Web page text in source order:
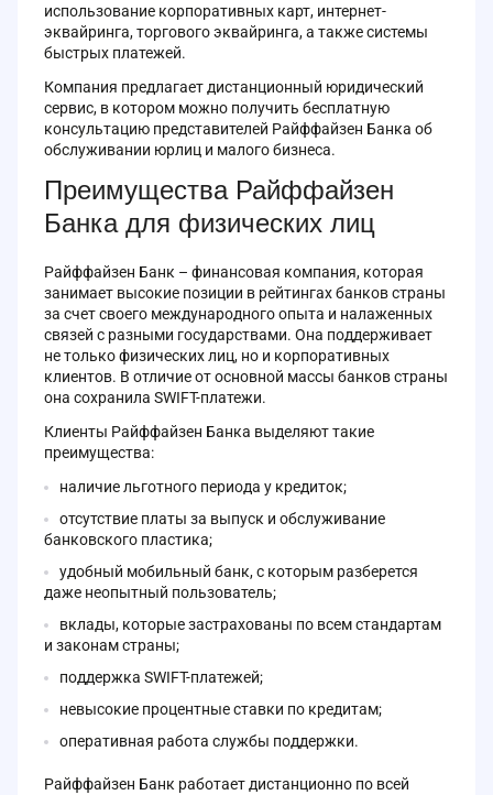
использование корпоративных карт, интернет-
эквайринга, торгового эквайринга, а также системы
быстрых платежей.
Компания предлагает дистанционный юридический
сервис, в котором можно получить бесплатную
консультацию представителей Райффайзен Банка об
обслуживании юрлиц и малого бизнеса.
Преимущества Райффайзен
Банка для физических лиц
Райффайзен Банк – финансовая компания, которая
занимает высокие позиции в рейтингах банков страны
за счет своего международного опыта и налаженных
связей с разными государствами. Она поддерживает
не только физических лиц, но и корпоративных
клиентов. В отличие от основной массы банков страны
она сохранила SWIFT-платежи.
Клиенты Райффайзен Банка выделяют такие
преимущества:
наличие льготного периода у кредиток;
отсутствие платы за выпуск и обслуживание
банковского пластика;
удобный мобильный банк, с которым разберется
даже неопытный пользователь;
вклады, которые застрахованы по всем стандартам
и законам страны;
поддержка SWIFT-платежей;
невысокие процентные ставки по кредитам;
оперативная работа службы поддержки.
Райффайзен Банк работает дистанционно по всей